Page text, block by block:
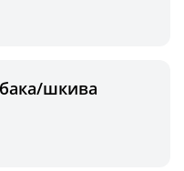
шкива